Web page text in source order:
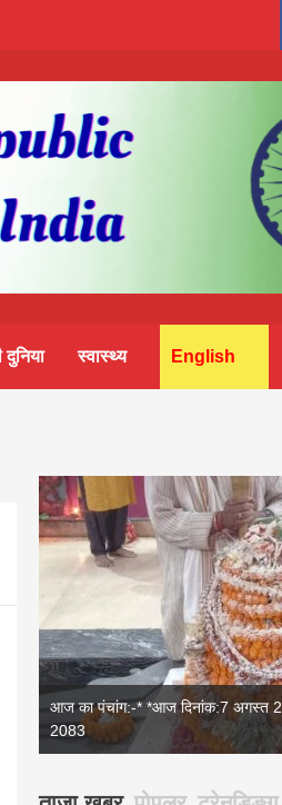
स्वास्थ्य English
आज का पंचांग:-* *आज दिनांक:7 अगस्त
2083